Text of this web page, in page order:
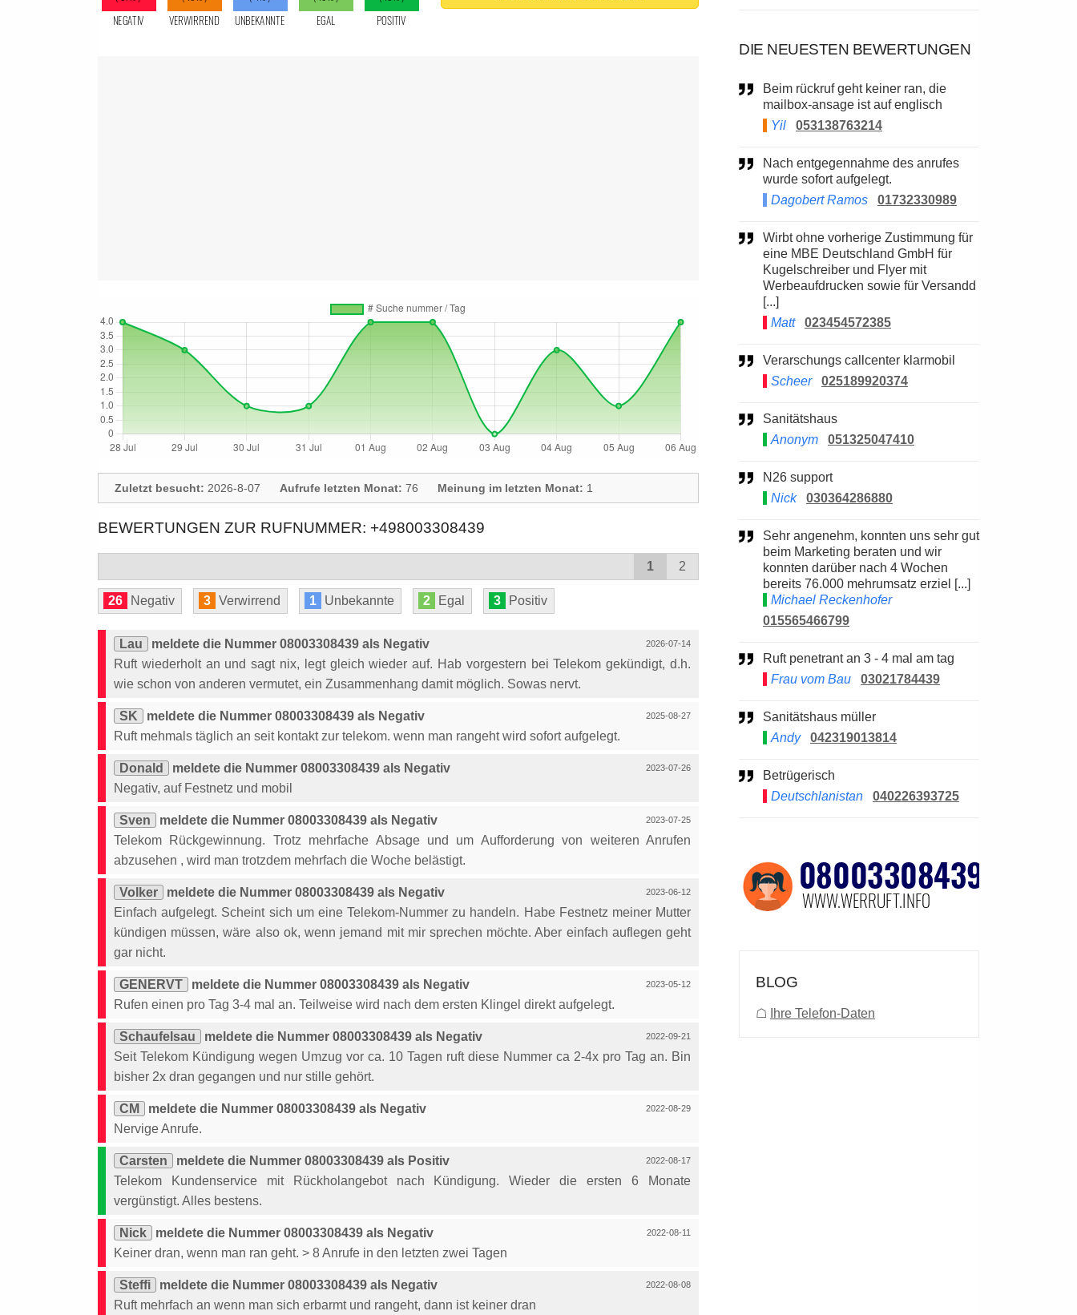
Zuletzt besucht: 2026-8-07 Aufrufe letzten Monat: 76 Meinung im letzten Monat: 1
BEWERTUNGEN ZUR RUFNUMMER: +498003308439
1 2
26 Negativ 3 Verwirrend 1 Unbekannte 2 Egal 3 Positiv
2026-07-14
Lau
meldete die Nummer 08003308439 als Negativ
Ruft wiederholt an und sagt nix, legt gleich wieder auf. Hab vorgestern bei Telekom gekündigt, d.h.
wie schon von anderen vermutet, ein Zusammenhang damit möglich. Sowas nervt.
2025-08-27
SK
meldete die Nummer 08003308439 als Negativ
Ruft mehmals täglich an seit kontakt zur telekom. wenn man rangeht wird sofort aufgelegt.
2023-07-26
Donald
meldete die Nummer 08003308439 als Negativ
Negativ, auf Festnetz und mobil
2023-07-25
Sven
meldete die Nummer 08003308439 als Negativ
Telekom Rückgewinnung. Trotz mehrfache Absage und um Aufforderung von weiteren Anrufen
abzusehen , wird man trotzdem mehrfach die Woche belästigt.
2023-06-12
Volker
meldete die Nummer 08003308439 als Negativ
Einfach aufgelegt. Scheint sich um eine Telekom-Nummer zu handeln. Habe Festnetz meiner Mutter
kündigen müssen, wäre also ok, wenn jemand mit mir sprechen möchte. Aber einfach auflegen geht
gar nicht.
2023-05-12
GENERVT
meldete die Nummer 08003308439 als Negativ
Rufen einen pro Tag 3-4 mal an. Teilweise wird nach dem ersten Klingel direkt aufgelegt.
2022-09-21
Schaufelsau
meldete die Nummer 08003308439 als Negativ
Seit Telekom Kündigung wegen Umzug vor ca. 10 Tagen ruft diese Nummer ca 2-4x pro Tag an. Bin
bisher 2x dran gegangen und nur stille gehört.
2022-08-29
CM
meldete die Nummer 08003308439 als Negativ
Nervige Anrufe.
2022-08-17
Carsten
meldete die Nummer 08003308439 als Positiv
Telekom Kundenservice mit Rückholangebot nach Kündigung. Wieder die ersten 6 Monate
vergünstigt. Alles bestens.
2022-08-11
Nick
meldete die Nummer 08003308439 als Negativ
Keiner dran, wenn man ran geht. > 8 Anrufe in den letzten zwei Tagen
2022-08-08
Steffi
meldete die Nummer 08003308439 als Negativ
Ruft mehrfach an wenn man sich erbarmt und rangeht, dann ist keiner dran
DIE NEUESTEN BEWERTUNGEN
Beim rückruf geht keiner ran, die
mailbox-ansage ist auf englisch
Yil
053138763214
Nach entgegennahme des anrufes
wurde sofort aufgelegt.
Dagobert Ramos
01732330989
Wirbt ohne vorherige Zustimmung für
eine MBE Deutschland GmbH für
Kugelschreiber und Flyer mit
Werbeaufdrucken sowie für Versandd
[...]
Matt
023454572385
Verarschungs callcenter klarmobil
Scheer
025189920374
Sanitätshaus
Anonym
051325047410
N26 support
Nick
030364286880
Sehr angenehm, konnten uns sehr gut
beim Marketing beraten und wir
konnten darüber nach 4 Wochen
bereits 76.000 mehrumsatz erziel [...]
Michael Reckenhofer
015565466799
Ruft penetrant an 3 - 4 mal am tag
Frau vom Bau
03021784439
Sanitätshaus müller
Andy
042319013814
Betrügerisch
Deutschlanistan
040226393725
BLOG
☖ Ihre Telefon-Daten